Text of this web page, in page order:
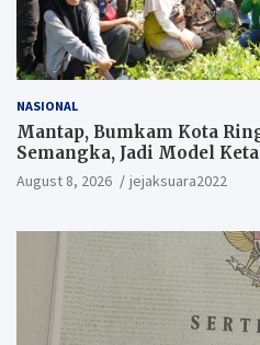
NASIONAL
Mantap, Bumkam Kota
Semangka, Jadi Model
August 8, 2026 jejaksuara2022